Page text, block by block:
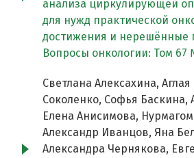
анализа циркулирующей
для нужд практической
достижения и нерешённые
Вопросы онкологии: Том 67
Светлана Алексахина,
Соколенко, Софья Баскина,
Елена Анисимова,
Александр Иванцов, Яна
Александра Чернякова,